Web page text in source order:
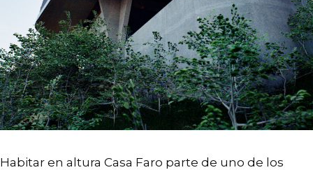
Habitar en altura Casa Faro parte de uno de los